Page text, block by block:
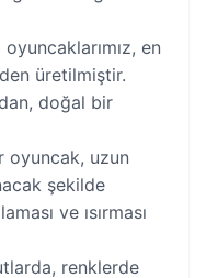
en
üretilmiştir.
doğal bir
oyuncak, uzun
şekilde
ve ısırması
renklerde